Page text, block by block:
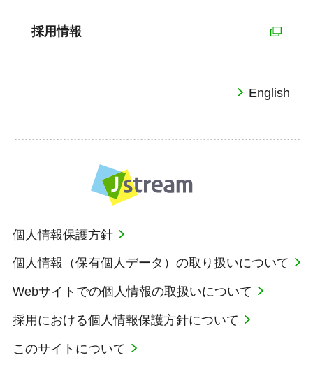
採用情報
English
個人情報保護方針
個人情報（保有個人データ）の取り扱いについて
Webサイトでの個人情報の取扱いについて
採用における個人情報保護方針について
このサイトについて